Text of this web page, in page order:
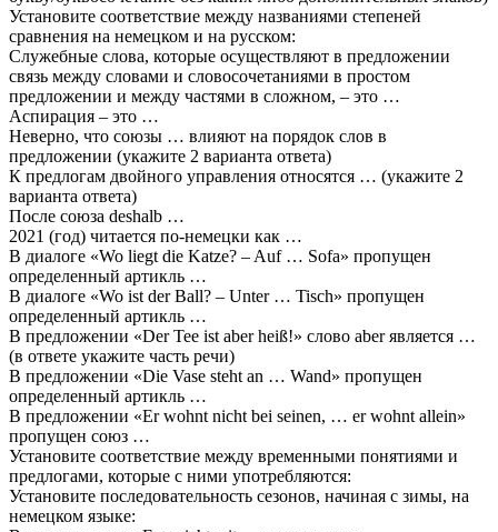
Установите соответствие между названиями степеней
сравнения на немецком и на русском:
Служебные слова, которые осуществляют в предложении
связь между словами и словосочетаниями в простом
предложении и между частями в сложном, – это …
Аспирация – это …
Неверно, что союзы … влияют на порядок слов в
предложении (укажите 2 варианта ответа)
К предлогам двойного управления относятся … (укажите 2
варианта ответа)
После союза deshalb …
2021 (год) читается по-немецки как …
В диалоге «Wo liegt die Katze? – Auf … Sofa» пропущен
определенный артикль …
В диалоге «Wo ist der Ball? – Unter … Tisch» пропущен
определенный артикль …
В предложении «Der Tee ist aber heiß!» слово aber является …
(в ответе укажите часть речи)
В предложении «Die Vase steht an … Wand» пропущен
определенный артикль …
В предложении «Er wohnt nicht bei seinen, … er wohnt allein»
пропущен союз …
Установите соответствие между временными понятиями и
предлогами, которые с ними употребляются:
Установите последовательность сезонов, начиная с зимы, на
немецком языке: